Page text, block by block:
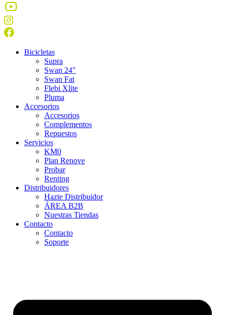
Bicicletas
Supra
Swan 24″
Swan Fat
Flebi Xlite
Pluma
Accesorios
Accesorios
Complementos
Repuestos
Servicios
KM0
Plan Renove
Probar
Renting
Distribuidores
Hazte Distribuidor
ÁREA B2B
Nuestras Tiendas
Contacto
Contacto
Soporte